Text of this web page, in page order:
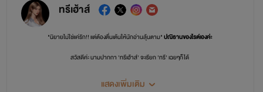
ทรีเฮ้าส์
"นิยายไม่ใช่แค่รัก!! แต่ต้องตื่นเต้นให้นักอ่านลุ้นตาม"ปณิธานของไรต์เองค่ะ
สวัสดีค่ะ นามปากกา 'ทรีเฮ้าส์' จะเรียก 'ทรี' เฉยๆก็ได้
ห่างหายจากการแต่งนิยายไปหลายปี ตอนนี้กลับมาแต่งเต็มเวลาและถาวรแล้วค่ะ
แสดงเพิ่มเติม